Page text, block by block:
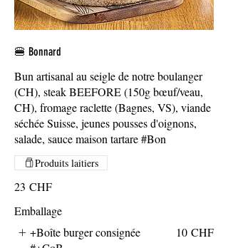
🍔 Bonnard
Bun artisanal au seigle de notre boulanger
(CH), steak BEEFORE (150g bœuf/veau,
CH), fromage raclette (Bagnes, VS), viande
séchée Suisse, jeunes pousses d'oignons,
salade, sauce maison tartare #Bon
23 CHF
Produits laitiers
Emballage
+Boîte burger consignée
10 CHF